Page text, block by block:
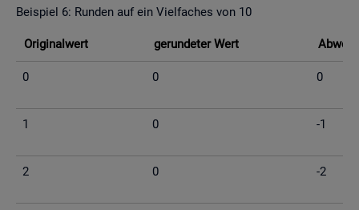
Bei­spiel 6: Run­den auf ein Viel­fa­ches von 10
Ori­gi­nal­wert ge­run­de­ter Wert
0 0 0
1 0 -1
2 0 -2